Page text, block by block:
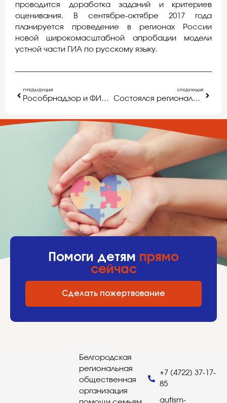
проводится доработка заданий и критериев
оценивания. В сентябре-октябре 2017 года
планируется проведение в регионах России
новой широкомасштабной апробации модели
устной части ГИА по русскому языку.
ПРЕДЫДУЩАЯ
Рособрнадзор и ФИПИ призывают будущих участников ЕГЭ пользоваться надежной информацией при подготовке к экзаменам
СЛЕДУЮЩАЯ
Состоялся региональный научно-практический обобщающий семинар
Помоги детям прямо
сейчас
Сделать пожертвование
Белгородская
региональная
общественная
организация
+7 (4722) 37-17-
85
autism-